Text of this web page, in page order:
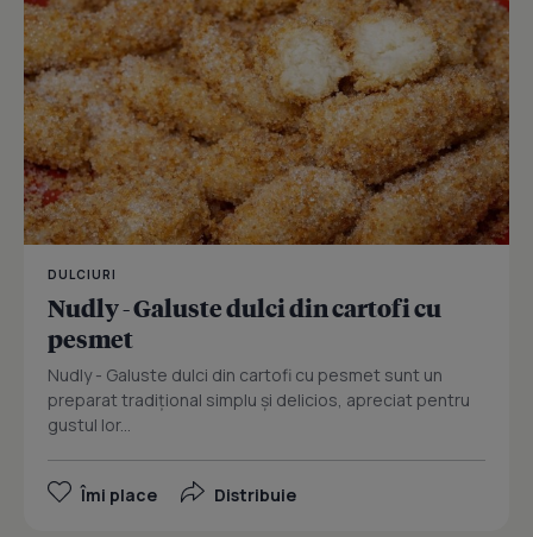
DULCIURI
Nudly - Galuste dulci din cartofi cu
pesmet
Nudly - Galuste dulci din cartofi cu pesmet sunt un
preparat tradițional simplu și delicios, apreciat pentru
gustul lor...
Îmi place Distribuie